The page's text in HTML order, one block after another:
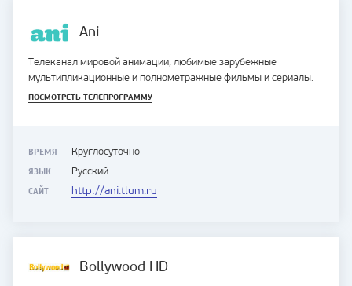
Ani
Телеканал мировой анимации, любимые зарубежные
мультипликационные и полнометражные фильмы и сериалы.
ПОСМОТРЕТЬ ТЕЛЕПРОГРАММУ
ВРЕМЯ Круглосуточно
ЯЗЫК Русский
САЙТ http://ani.tlum.ru
Bollywood HD